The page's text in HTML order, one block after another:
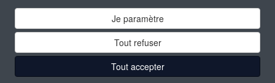
Je paramètre
Tout refuser
Tout accepter